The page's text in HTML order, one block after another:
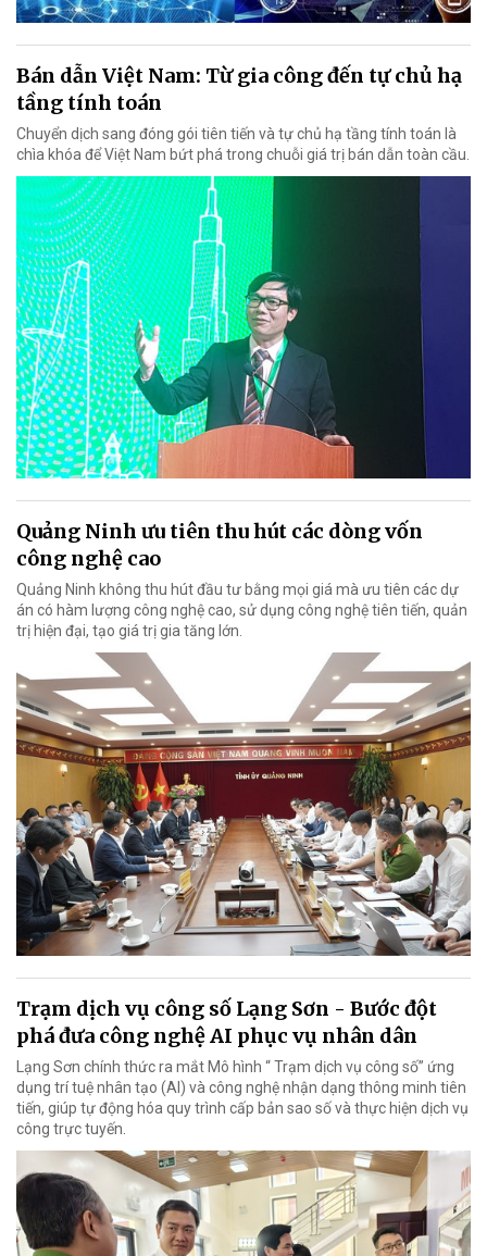
Bán dẫn Việt Nam: Từ gia công đến tự chủ hạ
tầng tính toán
Chuyển dịch sang đóng gói tiên tiến và tự chủ hạ tầng tính toán là
chìa khóa để Việt Nam bứt phá trong chuỗi giá trị bán dẫn toàn cầu.
Quảng Ninh ưu tiên thu hút các dòng vốn
công nghệ cao
Quảng Ninh không thu hút đầu tư bằng mọi giá mà ưu tiên các dự
án có hàm lượng công nghệ cao, sử dụng công nghệ tiên tiến, quản
trị hiện đại, tạo giá trị gia tăng lớn.
Trạm dịch vụ công số Lạng Sơn - Bước đột
phá đưa công nghệ AI phục vụ nhân dân
Lạng Sơn chính thức ra mắt Mô hình “ Trạm dịch vụ công số” ứng
dụng trí tuệ nhân tạo (AI) và công nghệ nhận dạng thông minh tiên
tiến, giúp tự động hóa quy trình cấp bản sao số và thực hiện dịch vụ
công trực tuyến.